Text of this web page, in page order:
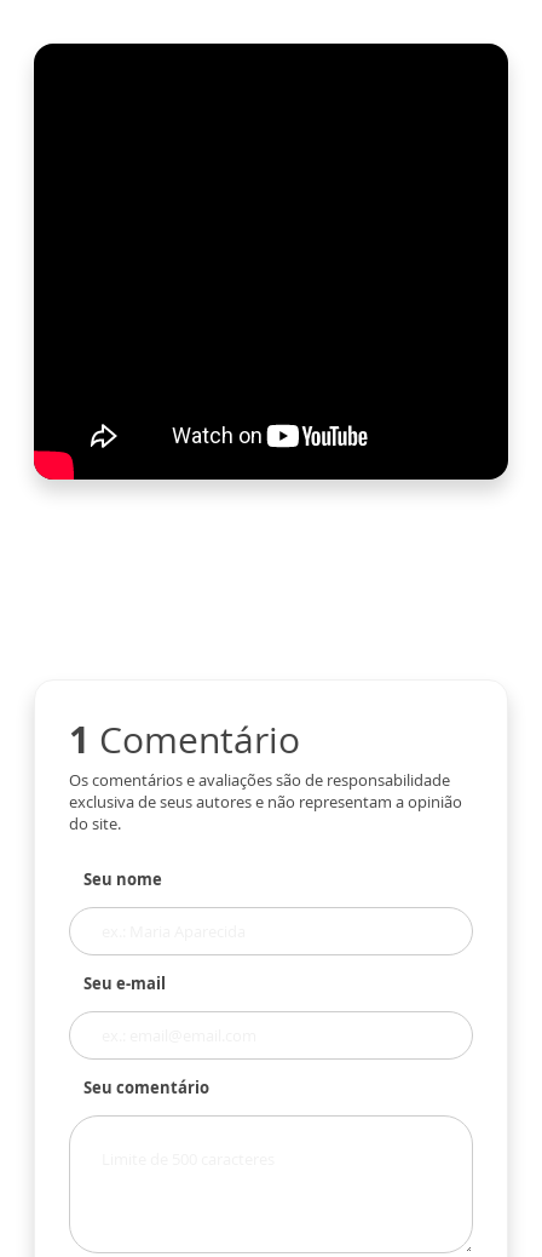
1 Comentário
Os comentários e avaliações são de responsabilidade
exclusiva de seus autores e não representam a opinião
do site.
Seu nome
Seu e-mail
Seu comentário